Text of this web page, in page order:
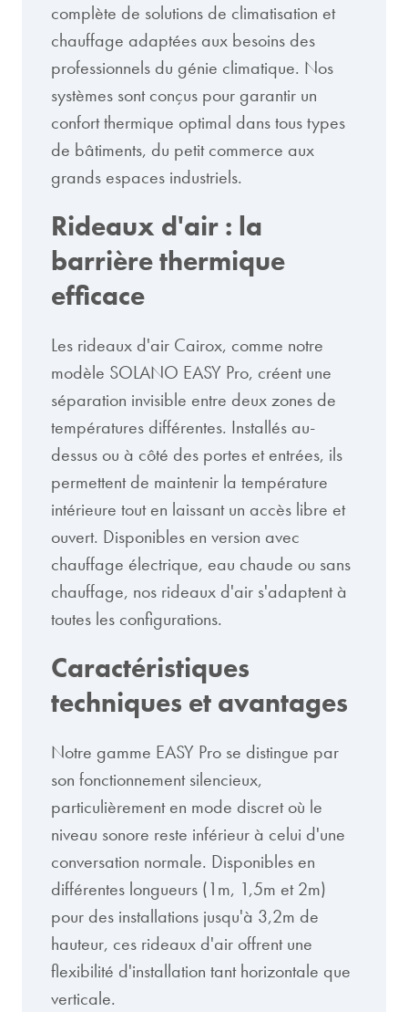
complète de solutions de climatisation et
chauffage adaptées aux besoins des
professionnels du génie climatique. Nos
systèmes sont conçus pour garantir un
confort thermique optimal dans tous types
de bâtiments, du petit commerce aux
grands espaces industriels.
Rideaux d'air : la
barrière thermique
efficace
Les rideaux d'air Cairox, comme notre
modèle SOLANO EASY Pro, créent une
séparation invisible entre deux zones de
températures différentes. Installés au-
dessus ou à côté des portes et entrées, ils
permettent de maintenir la température
intérieure tout en laissant un accès libre et
ouvert. Disponibles en version avec
chauffage électrique, eau chaude ou sans
chauffage, nos rideaux d'air s'adaptent à
toutes les configurations.
Caractéristiques
techniques et avantages
Notre gamme EASY Pro se distingue par
son fonctionnement silencieux,
particulièrement en mode discret où le
niveau sonore reste inférieur à celui d'une
conversation normale. Disponibles en
différentes longueurs (1m, 1,5m et 2m)
pour des installations jusqu'à 3,2m de
hauteur, ces rideaux d'air offrent une
flexibilité d'installation tant horizontale que
verticale.